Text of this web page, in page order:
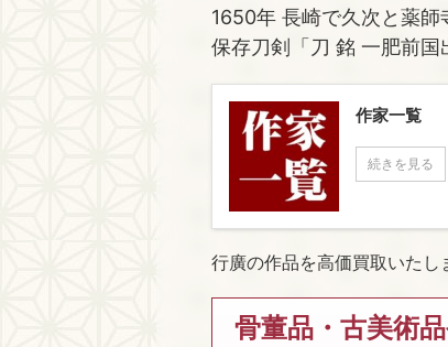
1650年 長崎で久次と薬師
保存刀剣「刀 銘 一肥前国
作家一覧
続きを見る
行廣の作品を高価買取いたし
骨董品・古美術